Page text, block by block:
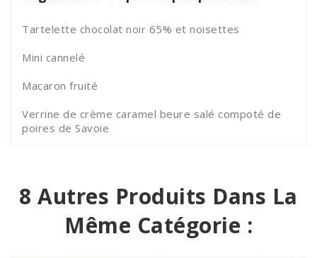
Tartelette chocolat noir 65% et noisettes
Mini cannelé
Macaron fruité
Verrine de crème caramel beure salé compoté de
poires de Savoie
8 Autres Produits Dans La
Même Catégorie :